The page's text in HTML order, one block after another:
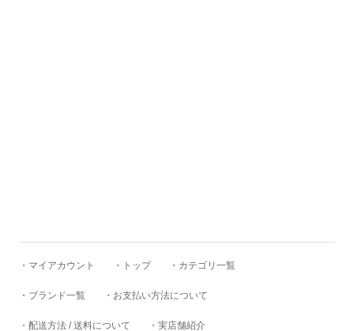
SKEWed
SKOOB
・マイアカウント ・トップ ・カテゴリ一覧
・ブランド一覧 ・お支払い方法について
・配送方法 / 送料について ・実店舗紹介